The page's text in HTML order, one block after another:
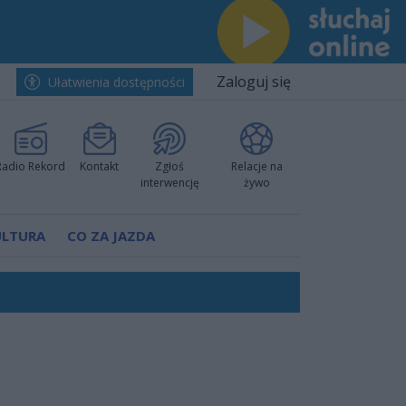
Ułatwienia dostępności Zaloguj się
Rekord Kontakt
Zgłoś
interwencję
Relacje na
żywo
CO ZA JAZDA